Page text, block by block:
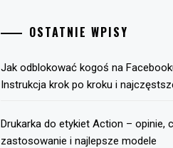
OSTATNIE WPISY
Jak odblokować kogoś na
Instrukcja krok po kroku i
Drukarka do etykiet Action – opinie,
zastosowanie i najlepsze modele